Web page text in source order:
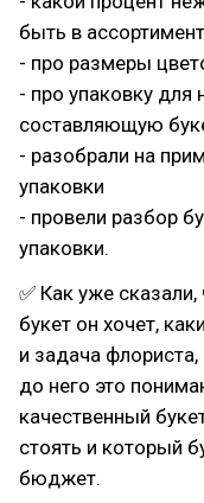
быть в
- про размеры
- про упаковку для
составляющую
- разобрали на
упаковки
- провели разбор
упаковки.
✅ Как уже сказали,
букет он хочет,
и задача
до него это
качественный
стоять и который
бюджет.